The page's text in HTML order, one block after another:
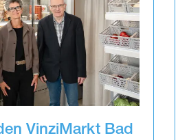
VinziMarkt Bad